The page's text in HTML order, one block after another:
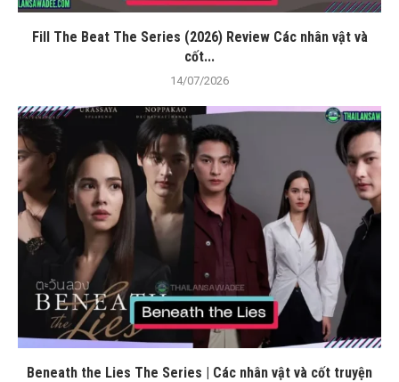
Fill The Beat The Series (2026) Review Các nhân vật và
cốt...
14/07/2026
Beneath the Lies The Series | Các nhân vật và cốt truyện